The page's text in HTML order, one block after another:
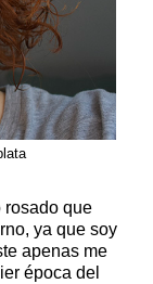
rosado que
ya que soy
apenas me
época del